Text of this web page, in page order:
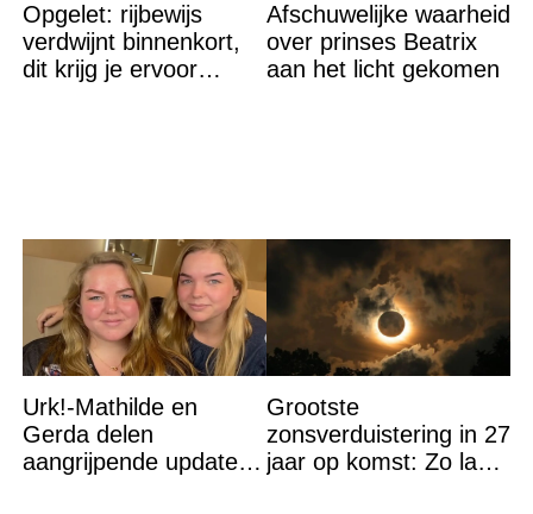
Opgelet: rijbewijs
verdwijnt binnenkort,
dit krijg je ervoor
Afschuwelijke waarheid
over prinses Beatrix
aan het licht gekomen
Urk!-Mathilde en
Gerda delen
aangrijpende update
Grootste
zonsverduistering in 27
jaar op komst: Zo laat